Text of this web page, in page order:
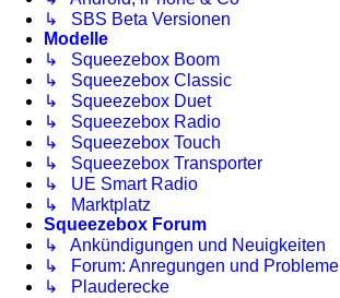
↳ SBS Beta Versionen
Modelle
↳ Squeezebox Boom
↳ Squeezebox Classic
↳ Squeezebox Duet
↳ Squeezebox Radio
↳ Squeezebox Touch
↳ Squeezebox Transporter
↳ UE Smart Radio
↳ Marktplatz
Squeezebox Forum
↳ Ankündigungen und Neuigkeiten
↳ Forum: Anregungen und Probleme
↳ Plauderecke